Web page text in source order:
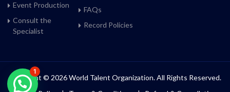
Event Production
Consult the
Specialist
FAQs
Record Policies
Copyright © 2026 World Talent Organization. All Rights Reserved.
1